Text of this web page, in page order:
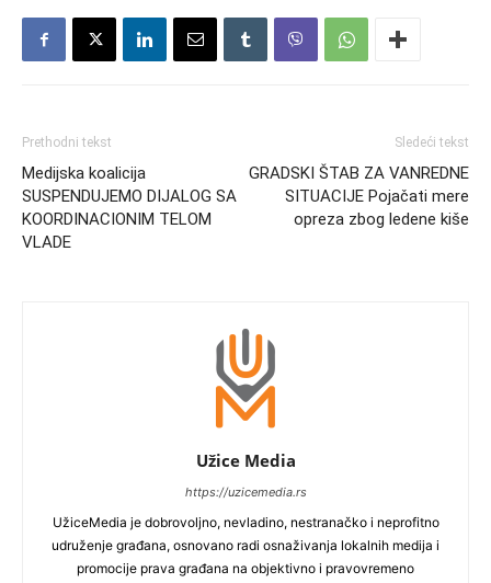
Prethodni tekst
Medijska koalicija
SUSPENDUJEMO DIJALOG SA
KOORDINACIONIM TELOM
VLADE
Sledeći tekst
GRADSKI ŠTAB ZA VANREDNE
SITUACIJE Pojačati mere
opreza zbog ledene kiše
Užice Media
https://uzicemedia.rs
UžiceMedia je dobrovoljno, nevladino, nestranačko i neprofitno
udruženje građana, osnovano radi osnaživanja lokalnih medija i
promocije prava građana na objektivno i pravovremeno